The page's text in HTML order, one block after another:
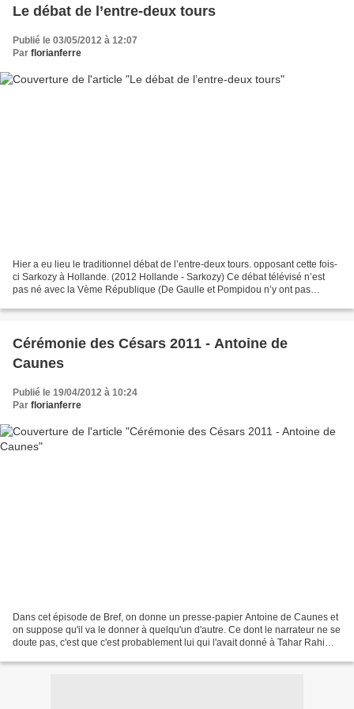
Le débat de l’entre-deux tours
Publié le 03/05/2012 à 12:07
Par florianferre
Hier a eu lieu le traditionnel débat de l’entre-deux tours. opposant cette fois-
ci Sarkozy à Hollande. (2012 Hollande - Sarkozy) Ce débat télévisé n’est
pas né avec la Vème République (De Gaulle et Pompidou n’y ont pas
Cérémonie des Césars 2011 - Antoine de
Caunes
Publié le 19/04/2012 à 10:24
Par florianferre
Dans cet épisode de Bref, on donne un presse-papier Antoine de Caunes et
on suppose qu'il va le donner à quelqu'un d'autre. Ce dont le narrateur ne se
doute pas, c'est que c'est probablement lui qui l'avait donné à Tahar Rahim